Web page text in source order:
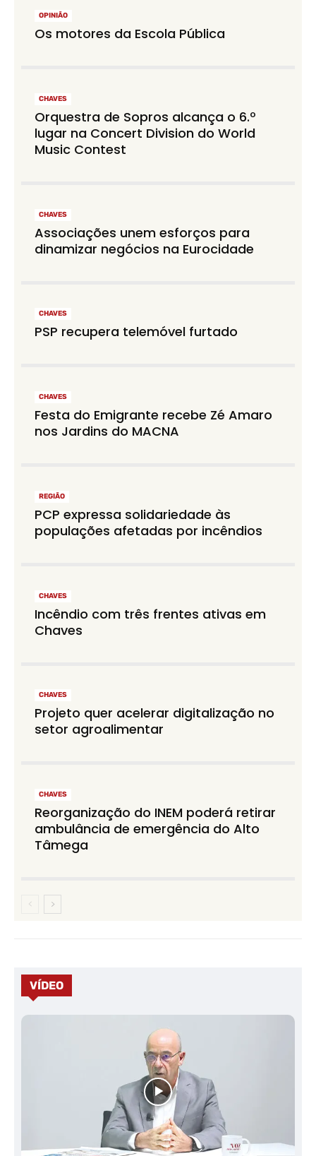
OPINIÃO
Os motores da Escola Pública
CHAVES
Orquestra de Sopros alcança o 6.º
lugar na Concert Division do World
Music Contest
CHAVES
Associações unem esforços para
dinamizar negócios na Eurocidade
CHAVES
PSP recupera telemóvel furtado
CHAVES
Festa do Emigrante recebe Zé Amaro
nos Jardins do MACNA
REGIÃO
PCP expressa solidariedade às
populações afetadas por incêndios
CHAVES
Incêndio com três frentes ativas em
Chaves
CHAVES
Projeto quer acelerar digitalização no
setor agroalimentar
CHAVES
Reorganização do INEM poderá retirar
ambulância de emergência do Alto
Tâmega
VÍDEO